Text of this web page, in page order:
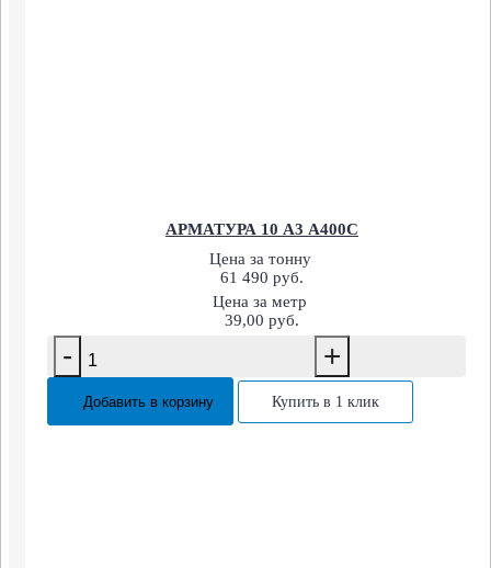
АРМАТУРА 10 А3 А400С
Цена за тонну
61 490 руб.
Цена за метр
39,00 руб.
- +
Добавить в корзину Купить в 1 клик